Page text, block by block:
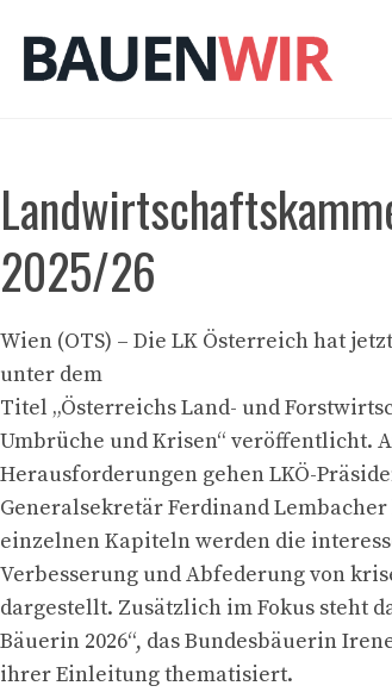
Inhalt
springen
2025/26
Wien (OTS) – Die LK Österreich hat
unter dem
Titel „Österreichs Land- und
Umbrüche und Krisen“ veröffentlicht.
Herausforderungen gehen LKÖ-
Generalsekretär Ferdinand
einzelnen Kapiteln werden die
Verbesserung und Abfederung von
dargestellt. Zusätzlich im Fokus steht
Bäuerin 2026“, das Bundesbäuerin
ihrer Einleitung thematisiert.